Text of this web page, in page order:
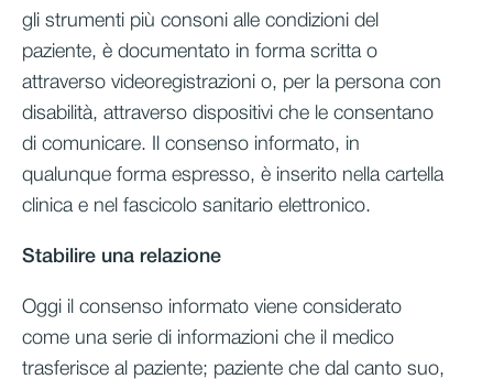
gli strumenti più consoni alle condizioni del
paziente, è documentato in forma scritta o
attraverso videoregistrazioni o, per la persona con
disabilità, attraverso dispositivi che le consentano
di comunicare. Il consenso informato, in
qualunque forma espresso, è inserito nella cartella
clinica e nel fascicolo sanitario elettronico.
Stabilire una relazione
Oggi il consenso informato viene considerato
come una serie di informazioni che il medico
trasferisce al paziente; paziente che dal canto suo,